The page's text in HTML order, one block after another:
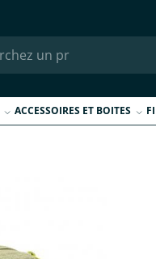
ACCESSOIRES ET BOITES